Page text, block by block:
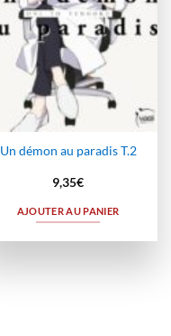
Un démon au paradis T.2
9,35€
AJOUTER AU PANIER